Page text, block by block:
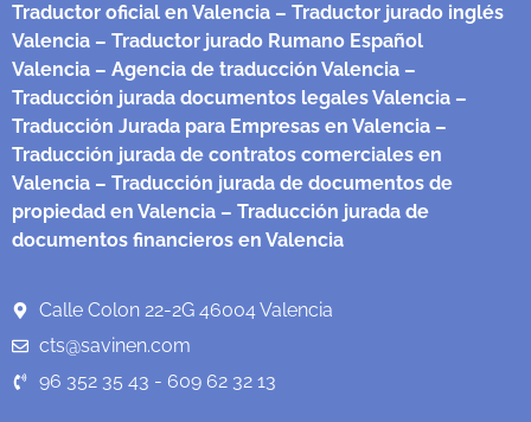
Traductor oficial en Valencia – Traductor jurado inglés
Valencia – Traductor jurado Rumano Español
Valencia – Agencia de traducción Valencia –
Traducción jurada documentos legales Valencia –
Traducción Jurada para Empresas en Valencia –
Traducción jurada de contratos comerciales en
Valencia – Traducción jurada de documentos de
propiedad en Valencia – Traducción jurada de
documentos financieros en Valencia
Calle Colon 22-2G 46004 Valencia
cts@savinen.com
96 352 35 43 - 609 62 32 13